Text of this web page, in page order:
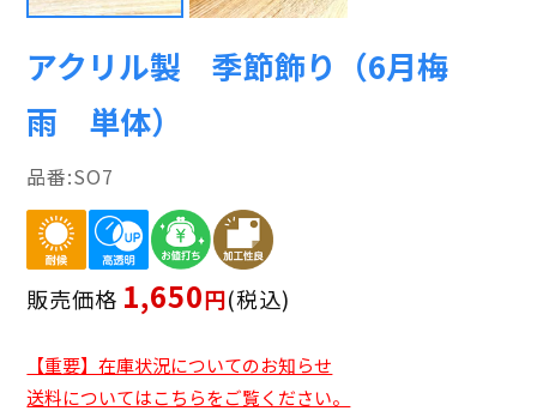
アクリル製 季節飾り（6月梅
雨 単体）
SO7
販売価格 1,650 税込
【重要】在庫状況についてのお知らせ
送料についてはこちらをご覧ください。